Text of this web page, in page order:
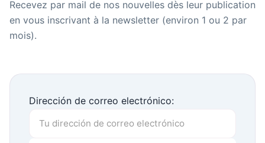
Recevez par mail de nos nouvelles dès leur publication
en vous inscrivant à la newsletter (environ 1 ou 2 par
mois).
Dirección de correo electrónico: